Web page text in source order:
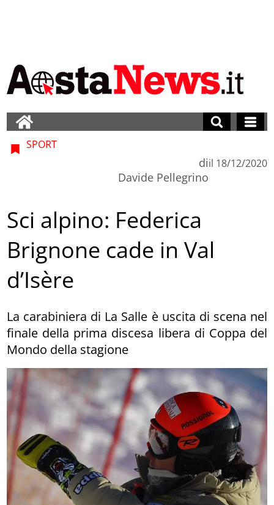
SPORT
di
Davide Pellegrino
il 18/12/2020
Sci alpino: Federica
Brignone cade in Val
d’Isère
La carabiniera di La Salle è uscita di scena nel
finale della prima discesa libera di Coppa del
Mondo della stagione